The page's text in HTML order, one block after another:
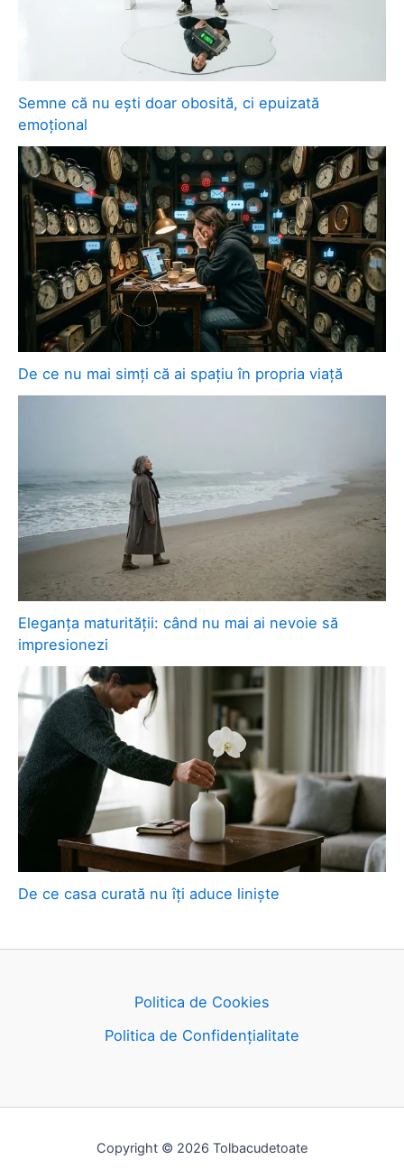
Semne că nu ești doar obosită, ci epuizată
emoțional
De ce nu mai simți că ai spațiu în propria viață
Eleganța maturității: când nu mai ai nevoie să
impresionezi
De ce casa curată nu îți aduce liniște
Politica de Cookies
Politica de Confidențialitate
Copyright © 2026 Tolbacudetoate